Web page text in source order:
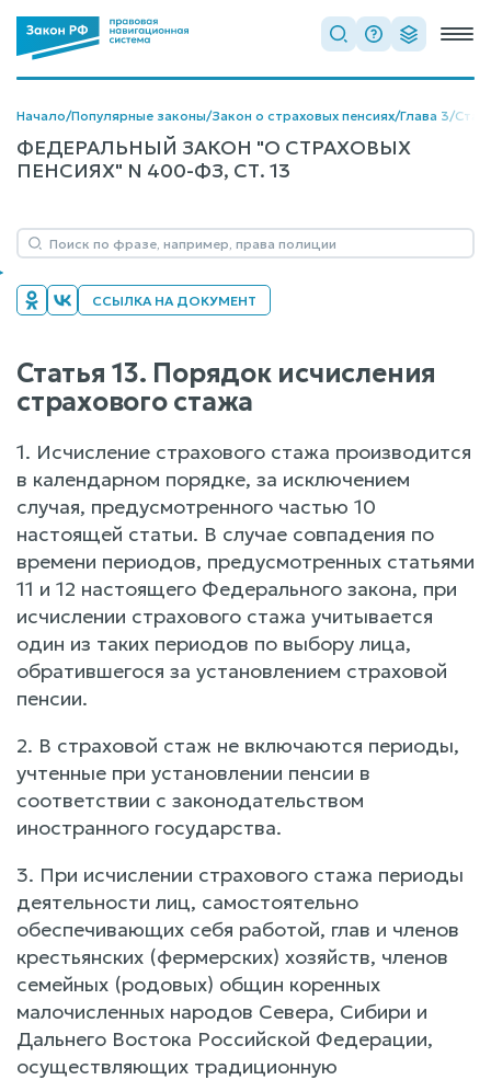
Начало/Популярные законы/Закон о страховых пенсиях/Глава 3/
ФЕДЕРАЛЬНЫЙ ЗАКОН "О СТРАХОВЫХ
ПЕНСИЯХ" N 400-ФЗ, СТ. 13
ССЫЛКА НА ДОКУМЕНТ
Статья 13. Порядок исчисления
страхового стажа
1. Исчисление страхового стажа производится
в календарном порядке, за исключением
случая, предусмотренного частью 10
настоящей статьи. В случае совпадения по
времени периодов, предусмотренных статьями
11 и 12 настоящего Федерального закона, при
исчислении страхового стажа учитывается
один из таких периодов по выбору лица,
обратившегося за установлением страховой
пенсии.
2. В страховой стаж не включаются периоды,
учтенные при установлении пенсии в
соответствии с законодательством
иностранного государства.
3. При исчислении страхового стажа периоды
деятельности лиц, самостоятельно
обеспечивающих себя работой, глав и членов
крестьянских (фермерских) хозяйств, членов
семейных (родовых) общин коренных
малочисленных народов Севера, Сибири и
Дальнего Востока Российской Федерации,
осуществляющих традиционную